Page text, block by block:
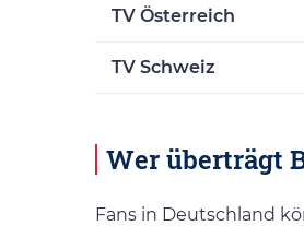
TV Österreich
TV Schweiz
Wer überträgt
Fans in Deutschland